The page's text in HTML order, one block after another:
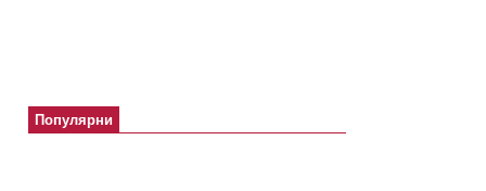
Популярни